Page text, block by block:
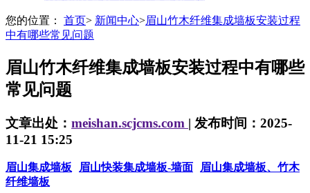
您的位置： 首页> 新闻中心>眉山竹木纤维集成墙板安装过程
中有哪些常见问题
眉山竹木纤维集成墙板安装过程中有哪些
常见问题
文章出处： meishan.scjcms.com | 发布时间：2025-
11-21 15:25
眉山集成墙板 眉山快装集成墙板-墙面
眉山集成墙板、竹木
纤维墙板